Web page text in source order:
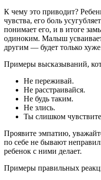
К чему это приводит?
чувства, его боль
понимает его, и в итоге
одиноким. Малыш
другим — будет только
Примеры высказываний,
Не переживай.
Не расстраивайся.
Не будь таким.
Не злись.
Ты слишком
Проявите эмпатию,
по себе не бывают
ребенок с ними делает.
Примеры правильных